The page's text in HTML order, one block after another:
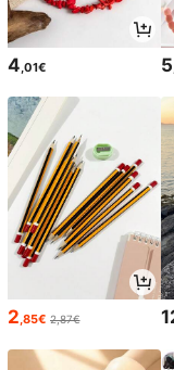
4,01€ 5
2,85€ 2,87€